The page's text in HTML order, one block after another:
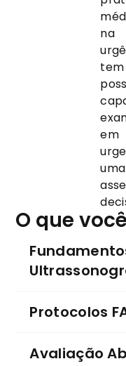
na
O que
Protocolos
Avaliação